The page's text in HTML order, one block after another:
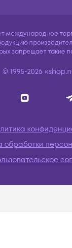
международное
запрещает такие
© 1995-2026
обработки